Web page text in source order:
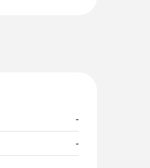
-
-